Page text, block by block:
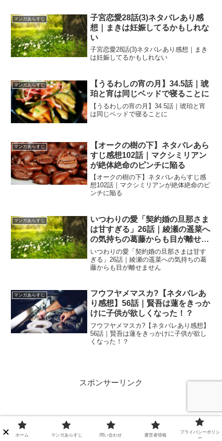
マンガあらすじ
子宮恋愛28話(3)ネタバレあり感
想｜まきは妊娠してるかもしれな
い
子宮恋愛28話(3)ネタバレあり感想｜まき
は妊娠してるかもしれない
マンガあらすじ
【うるわしの宵の月】34.5話｜琥
珀と宵は同じベッドで寝ることに
【うるわしの宵の月】34.5話｜琥珀と宵
は同じベッドで寝ることに
マンガあらすじ
【オークの樹の下】ネタバレあら
すじ感想102話｜マクシミリアン
が絶体絶命のピンチに陥る
【オークの樹の下】ネタバレあらすじ感
想102話｜マクシミリアンが絶体絶命のピ
ンチに陥る
マンガあらすじ
いつわりの愛「契約婚の旦那さま
は甘すぎる」26話｜綾瀬の遥菜へ
の気持ちの葛藤からも目が離せま
せん
いつわりの愛「契約婚の旦那さまは甘す
ぎる」26話｜綾瀬の遥菜への気持ちの葛
藤からも目が離せません
マンガあらすじ
フウフヤメマスカ?【ネタバレあ
り感想】56話｜賢吾は蓮をきっか
けに子供が欲しくなった！？
フウフヤメマスカ?【ネタバレあり感想】
56話｜賢吾は蓮をきっかけに子供が欲し
くなった！？
スポンサーリンク
ホーム マンガあらすじ 問い合わせ 運営者情報
プライバシーポリシ
ー